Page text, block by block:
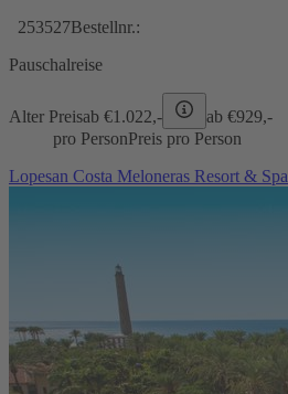
253527Bestellnr.:
Pauschalreise
Alter Preisab €1.022,- ab €929,-
pro PersonPreis pro Person
Lopesan Costa Meloneras Resort & Spa